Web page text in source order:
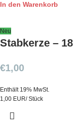
In den Warenkorb
Neu
Stabkerze –
€1,00
Enthält 19% MwSt.
1,00 EUR/ Stück